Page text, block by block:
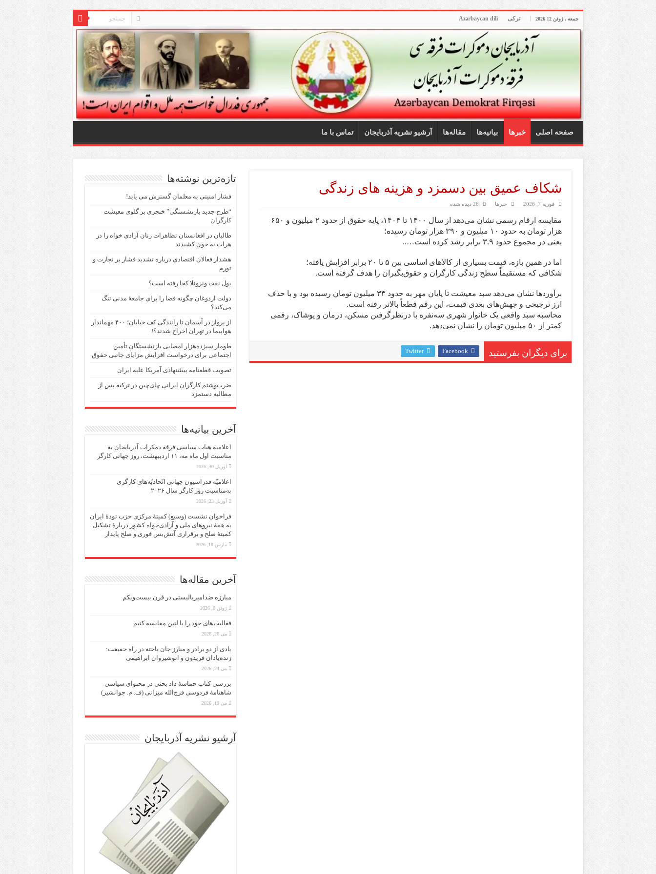
جمعه , ژوئن 12 2026 ترکی Azərbaycan dili
صفحه اصلی خبرها بیانیه‌ها مقاله‌ها آرشیو نشریه آذربایجان تماس با ما
شکاف عمیق بین دسمزد و هزینه های زندگی
فوریه 7, 2026 خبرها 26 دیده شده
مقایسه ارقام رسمی نشان می‌دهد از سال ۱۴۰۰ تا ۱۴۰۴، پایه حقوق از حدود ۲ میلیون و ۶۵۰
هزار تومان به حدود ۱۰ میلیون و ۳۹۰ هزار تومان رسیده؛
یعنی در مجموع حدود ۳.۹ برابر رشد کرده است…..
اما در همین بازه، قیمت بسیاری از کالاهای اساسی بین ۵ تا ۲۰ برابر افزایش یافته؛
شکافی که مستقیماً سطح زندگی کارگران و حقوق‌بگیران را هدف گرفته است.
برآوردها نشان می‌دهد سبد معیشت تا پایان مهر به حدود ۳۳ میلیون تومان رسیده بود و با حذف
ارز ترجیحی و جهش‌های بعدی قیمت، این رقم قطعاً بالاتر رفته است.
محاسبه سبد واقعی یک خانوار شهری سه‌نفره با درنظرگرفتن مسکن، درمان و پوشاک، رقمی
کمتر از ۵۰ میلیون تومان را نشان نمی‌دهد.
برای دیگران بفرستید Facebook
Twitter
تازه‌ترین نوشته‌ها
فشار امنیتی به معلمان گسترش می یابد!
“طرح جدید بازنشستگی” خنجری بر گلوی معیشت
کارگران
طالبان در افغانستان تظاهرات زنان آزادی خواه را در
هرات به خون کشیدند
هشدار فعالان اقتصادی درباره تشدید فشار بر تجارت و
تورم
پول نفت ونزوئلا کجا رفته است؟
دولت اردوغان چگونه فضا را برای جامعهٔ مدنی تنگ
می‌کند؟
از پرواز در آسمان تا رانندگی کف خیابان؛ ۴۰۰ مهماندار
هواپیما در تهران اخراج شدند؟!
طومار سیزده‌هزار امضایی بازنشستگان تأمین
اجتماعی برای درخواست افزایش مزایای جانبی حقوق
تصویب قطعنامه پیشنهادی آمریکا علیه ایران
ضرب‌وشتم کارگران ایرانی چای‌چین در ترکیه پس از
مطالبه دستمزد
آخرین بیانیه‌ها
اعلامیه هیات سیاسی فرقه دمکرات آذربایجان به
مناسبت اول ماه مه، ۱۱ اردیبهشت، روز جهانی کارگر
آوریل 30, 2026
اعلامیّه فدراسیون جهانی اتّحادیّه‌های کارگری
به‌مناسبت روز کارگر سال ۲۰۲۶
آوریل 23, 2026
فراخوان نشست (وسیع)‌ کمیتهٔ‌ مرکزی حزب تودهٔ ایران
به همهٔ نیروهای ملی و آزادی‌خواه کشور دربارهٔ تشکیل
کمیتهٔ صلح و برقراری آتش‌بس فوری و صلح پایدار
مارس 18, 2026
آخرین مقاله‌ها
مبارزه ضد‌امپریالیستی در قرن بیست‌ویکم
ژوئن 8, 2026
فعالیت‌های خود را با لنین مقایسه کنیم
می 26, 2026
یادی از دو برادر و مبارز جان باخته در راه حقیقت:
زنده‌یادان فریدون و انوشیروان ابراهیمی
می 24, 2026
بررسی کتاب حماسۀ داد بحثی در محتوای سیاسی
شاهنامۀ فردوسی فرج‌الله میزانی (ف. م. جوانشیر)
می 19, 2026
آرشیو نشریه آذربایجان